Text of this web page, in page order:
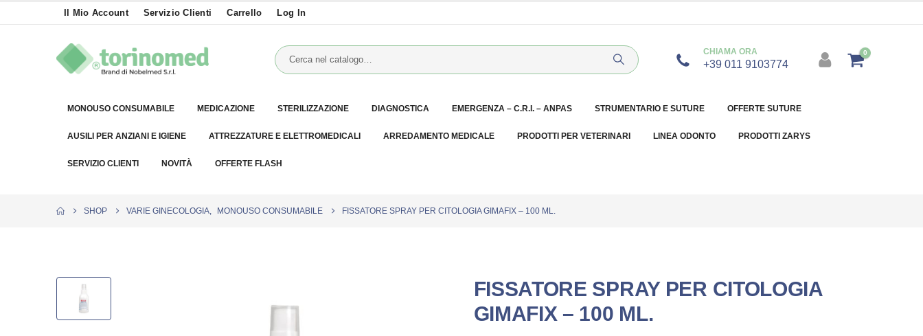
Il Mio Account Servizio Clienti Carrello Log In
CHIAMA ORA
+39 011 9103774
0
MONOUSO CONSUMABILE MEDICAZIONE STERILIZZAZIONE DIAGNOSTICA EMERGENZA – C.R.I. – ANPAS STRUMENTARIO E SUTURE OFFERTE SUTURE
AUSILI PER ANZIANI E IGIENE ATTREZZATURE E ELETTROMEDICALI ARREDAMENTO MEDICALE PRODOTTI PER VETERINARI LINEA ODONTO PRODOTTI ZARYS
SERVIZIO CLIENTI NOVITÀ OFFERTE FLASH
SHOP VARIE GINECOLOGIA MONOUSO CONSUMABILE FISSATORE SPRAY PER CITOLOGIA GIMAFIX – 100 ML.
FISSATORE SPRAY PER CITOLOGIA
GIMAFIX – 100 ML.